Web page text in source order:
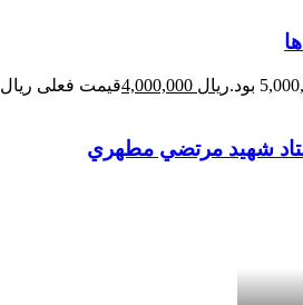
ریال قیمت فعلی ریال 4,000,000 است.
شهيد مرتضي مطهري